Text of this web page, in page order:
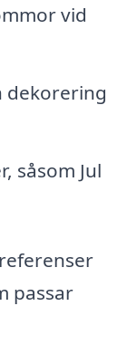
vid
dekorering
såsom Jul
passar